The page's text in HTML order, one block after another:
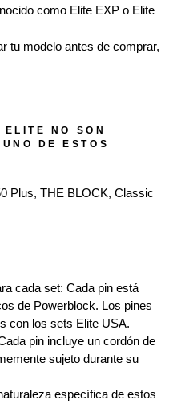
como Elite EXP o Elite
tu modelo antes de comprar,
NO SON
DE ESTOS
Plus, THE BLOCK, Classic
cada set: Cada pin está
de Powerblock. Los pines
con los sets Elite USA.
pin incluye un cordón de
sujeto durante su
específica de estos